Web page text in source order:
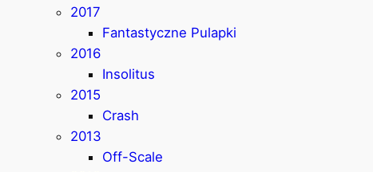
2017
Fantastyczne Pulapki
2016
Insolitus
2015
Crash
2013
Off-Scale